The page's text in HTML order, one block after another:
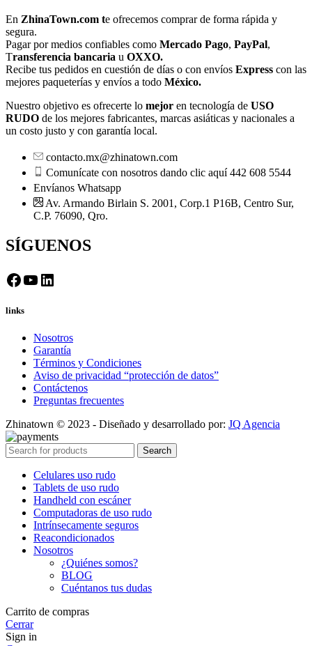
En ZhinaTown.com te ofrecemos comprar de forma rápida y
segura.
Pagar por medios confiables como Mercado Pago, PayPal,
Transferencia bancaria u OXXO.
Recibe tus pedidos en cuestión de días o con envíos Express con las
mejores paqueterías y envíos a todo México.
Nuestro objetivo es ofrecerte lo mejor en tecnología de USO
RUDO de los mejores fabricantes, marcas asiáticas y nacionales a
un costo justo y con garantía local.
contacto.mx@zhinatown.com
Comunícate con nosotros dando clic aquí 442 608 5544
Envíanos Whatsapp
Av. Armando Birlain S. 2001, Corp.1 P16B, Centro Sur,
C.P. 76090, Qro.
SÍGUENOS
Facebook
YouTube
LinkedIn
links
Nosotros
Garantía
Términos y Condiciones
Aviso de privacidad “protección de datos”
Contáctenos
Preguntas frecuentes
Zhinatown © 2023 - Diseñado y desarrollado por: JQ Agencia
Search
Celulares uso rudo
Tablets de uso rudo
Handheld con escáner
Computadoras de uso rudo
Intrínsecamente seguros
Reacondicionados
Nosotros
¿Quiénes somos?
BLOG
Cuéntanos tus dudas
Carrito de compras
Cerrar
Sign in